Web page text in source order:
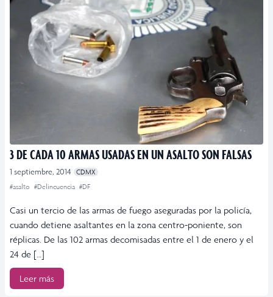
3 DE CADA 10 ARMAS USADAS EN UN ASALTO SON FALSAS
1 septiembre, 2014
CDMX
#asalto #Delincuencia #DF
Casi un tercio de las armas de fuego aseguradas por la policía,
cuando detiene asaltantes en la zona centro-poniente, son
réplicas. De las 102 armas decomisadas entre el 1 de enero y el
24 de […]
Leer más